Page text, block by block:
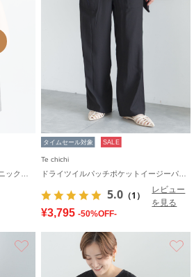
タイムセール対象 SALE
Te chichi
5.0 （1）
レビュー
を見る
¥3,795 -50%OFF-